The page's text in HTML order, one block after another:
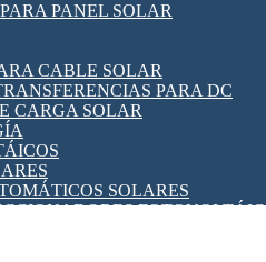
PANEL SOLAR
CABLE SOLAR
PARA DC
CARGA SOLAR
SOLARES